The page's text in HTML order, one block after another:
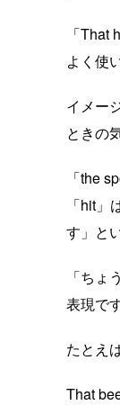
「That
よく使
イメー
ときの
「the
「hit
す」と
「ち
表現です
たとえ
That